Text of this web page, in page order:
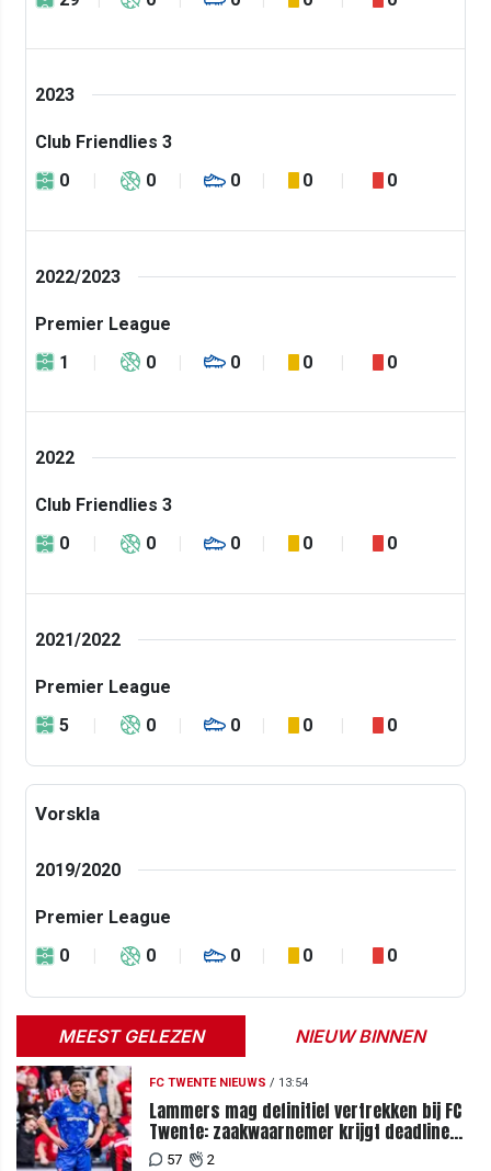
2023
Club Friendlies 3
0
0 0 0 0
2022/2023
Premier League
1
0 0 0 0
2022
Club Friendlies 3
0
0 0 0 0
2021/2022
Premier League
5
0 0 0 0
Vorskla
2019/2020
Premier League
0
0 0 0 0
MEEST GELEZEN NIEUW BINNEN
FC TWENTE NIEUWS / 13:54
Lammers mag definitief vertrekken bij FC
Twente: zaakwaarnemer krijgt deadline
vanwege komst vervanger
57 2